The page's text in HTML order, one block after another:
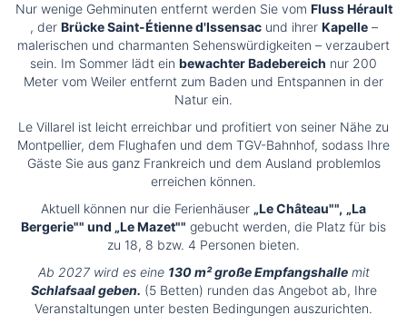
Nur wenige Gehminuten entfernt werden Sie vom Fluss Hérault
, der Brücke Saint-Étienne d'Issensacund ihrer Kapelle–
malerischen und charmanten Sehenswürdigkeiten – verzaubert
sein. Im Sommer lädt ein bewachter Badebereich nur 200
Meter vom Weiler entfernt zum Baden und Entspannen in der
Natur ein.
Le Villarel ist leicht erreichbar und profitiert von seiner Nähe zu
Montpellier, dem Flughafen und dem TGV-Bahnhof, sodass Ihre
Gäste Sie aus ganz Frankreich und dem Ausland problemlos
erreichen können.
Aktuell können nur die Ferienhäuser „Le Château"", „La
Bergerie"" und „Le Mazet"" gebucht werden, die Platz für bis
zu 18, 8 bzw. 4 Personen bieten.
Ab 2027 wird es eine 130 m² große Empfangshallemit
Schlafsaal geben. (5 Betten) runden das Angebot ab, Ihre
Veranstaltungen unter besten Bedingungen auszurichten.